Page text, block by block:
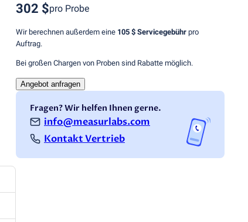
302 $pro Probe
Wir berechnen außerdem eine 105 $ Servicegebühr pro
Auftrag.
Bei großen Chargen von Proben sind Rabatte möglich.
Angebot anfragen
Fragen? Wir helfen Ihnen gerne.
info@measurlabs.com
Kontakt Vertrieb